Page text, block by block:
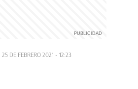
25 DE FEBRERO 2021 - 12:23